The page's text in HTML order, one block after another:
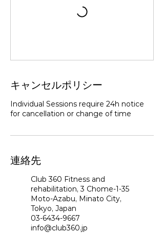
キャンセルポリシー
Individual Sessions require 24h notice
for cancellation or change of time
連絡先
Club 360 Fitness and
rehabilitation, 3 Chome-1-35
Moto-Azabu, Minato City,
Tokyo, Japan
03-6434-9667
info@club360.jp